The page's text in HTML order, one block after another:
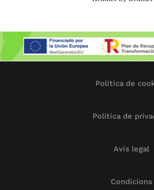
Política de
Política de
Avís legal
Condicions